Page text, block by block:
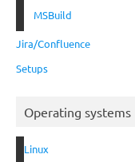
MSBuild
Jira/Confluence
Setups
Operating systems
Linux